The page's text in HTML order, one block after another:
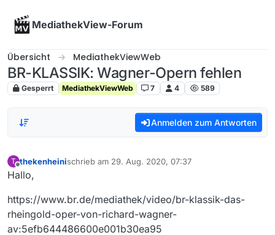
MediathekView-Forum
Übersicht MediathekViewWeb
BR-KLASSIK: Wagner-Opern fehlen
Gesperrt MediathekViewWeb 7 4 589
Anmelden zum Antworten
T
Offline
thekenheinischrieb am 29. Aug. 2020, 07:37
zuletzt editiert von
Hallo,
https://www.br.de/mediathek/video/br-klassik-das-
rheingold-oper-von-richard-wagner-
av:5efb644486600e001b30ea95